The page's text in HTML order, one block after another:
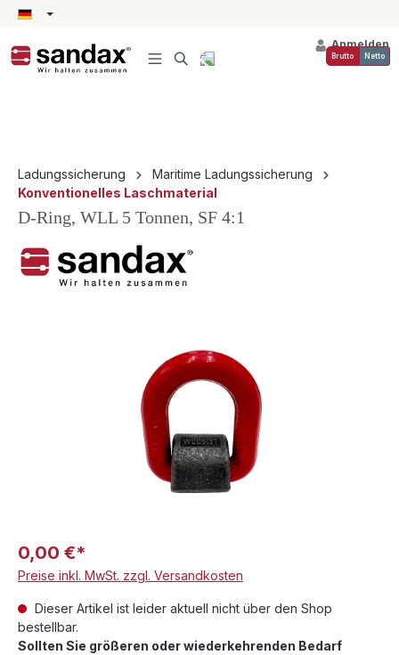
springen
Anmelden
Brutto Netto
Ladungssicherung
Maritime Ladungssicherung
Konventionelles Laschmaterial
D-Ring, WLL 5 Tonnen, SF 4:1
0,00 €*
Preise inkl. MwSt. zzgl. Versandkosten
Dieser Artikel ist leider aktuell nicht über den Shop
bestellbar.
Sollten Sie größeren oder wiederkehrenden Bedarf